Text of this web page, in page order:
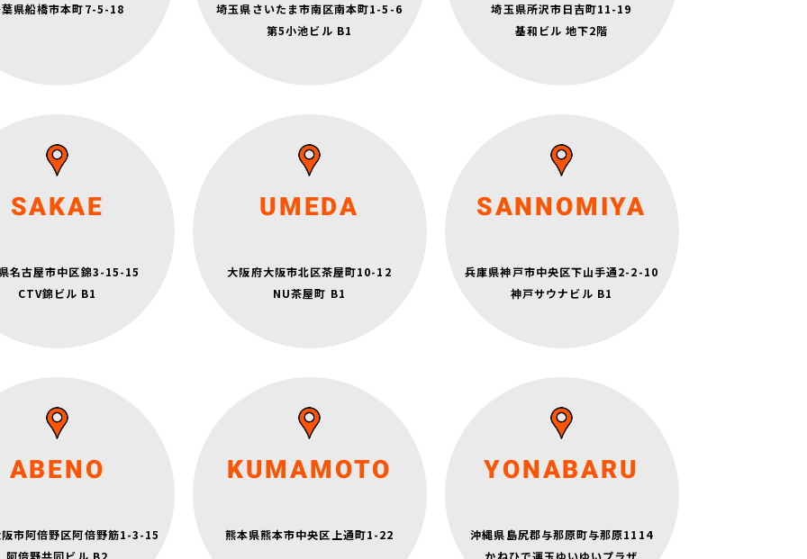
県船橋市本町7-5-18
京成本線「京成船橋」駅
埼玉県さいたま市南区南本町1-5-6
第5小池ビル B1
JR京浜東北線・武蔵野線「南浦和」駅 西口 徒歩1分
埼玉県所沢市日吉町11-19
基和ビル 地下2階
西武新宿線・西武池袋線「所沢」駅 西口 徒歩1分
SAKAE
名古屋市中区錦3-15-15
CTV錦ビル B1
月～金 6:30～22:30
土日祝 9:15～19:00
営桜通線・名城線「久屋大通」駅
4B出口 徒歩3分
名鉄瀬戸線「栄町」駅
UMEDA
大阪府大阪市北区茶屋町10-12
NU茶屋町 B1
土日祝 9:15～19:00
定休日：水曜日
JR線「大阪」駅より徒歩7分
地下鉄御堂筋線「梅田」駅より徒歩4分
SANNOMIYA
兵庫県神戸市中央区下山手通2-2-10
神戸サウナビル B1
月～金 6:30～22:30
土日祝 9:15～19:00
神戸市営地下鉄 西神山手線「三宮」駅
阪急電鉄「神戸三宮」駅
ABENO
阪市阿倍野区阿倍野筋1-3-15
阿倍野共同ビル B2
月、木 6:30～22:30
土日祝 9:15～19:00
定休日：水曜日
阪線「大阪阿倍野橋」駅 徒歩2分
軌道上町線「天王寺駅前」駅 徒歩2分
KUMAMOTO
熊本県熊本市中央区上通町1-22
月～金 6:30～22:30
土日祝 7:15～19:00
通筋町駅 徒歩4分
YONABARU
沖縄県島尻郡与那原町与那原1114
かねひで運玉ゆいゆいプラザ
月～金 9:00～21:00
土日祝 9:00～19:00
国道329号沿い、与那原警察署から北へ1.5km